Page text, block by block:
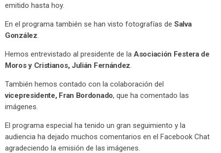
emitido hasta hoy.
En el programa también se han visto fotografías de Salva
González
Hemos entrevistado al presidente de la Asociación Festera de
Moros y Cristianos, Julián Fernández
También hemos contado con la colaboración del
vicepresidente, Fran Bordonado, que ha comentado las
imágenes.
El programa especial ha tenido un gran seguimiento y la
audiencia ha dejado muchos comentarios en el Facebook Chat
agradeciendo la emisión de las imágenes.